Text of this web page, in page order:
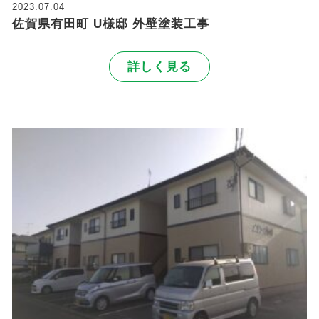
2023.07.04
佐賀県有田町 U様邸 外壁塗装工事
詳しく見る